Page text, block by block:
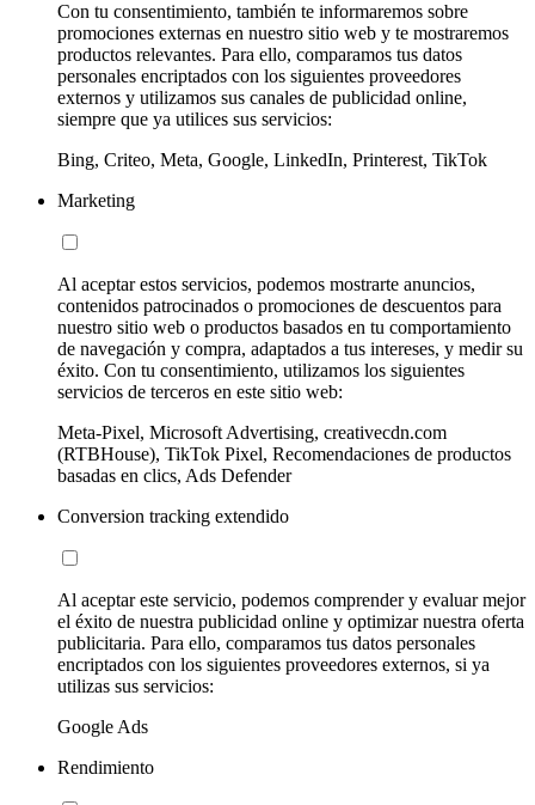
Con tu consentimiento, también te informaremos sobre
promociones externas en nuestro sitio web y te mostraremos
productos relevantes. Para ello, comparamos tus datos
personales encriptados con los siguientes proveedores
externos y utilizamos sus canales de publicidad online,
siempre que ya utilices sus servicios:
Bing, Criteo, Meta, Google, LinkedIn, Printerest, TikTok
Marketing
Al aceptar estos servicios, podemos mostrarte anuncios,
contenidos patrocinados o promociones de descuentos para
nuestro sitio web o productos basados en tu comportamiento
de navegación y compra, adaptados a tus intereses, y medir su
éxito. Con tu consentimiento, utilizamos los siguientes
servicios de terceros en este sitio web:
Meta-Pixel, Microsoft Advertising, creativecdn.com
(RTBHouse), TikTok Pixel, Recomendaciones de productos
basadas en clics, Ads Defender
Conversion tracking extendido
Al aceptar este servicio, podemos comprender y evaluar mejor
el éxito de nuestra publicidad online y optimizar nuestra oferta
publicitaria. Para ello, comparamos tus datos personales
encriptados con los siguientes proveedores externos, si ya
utilizas sus servicios:
Google Ads
Rendimiento